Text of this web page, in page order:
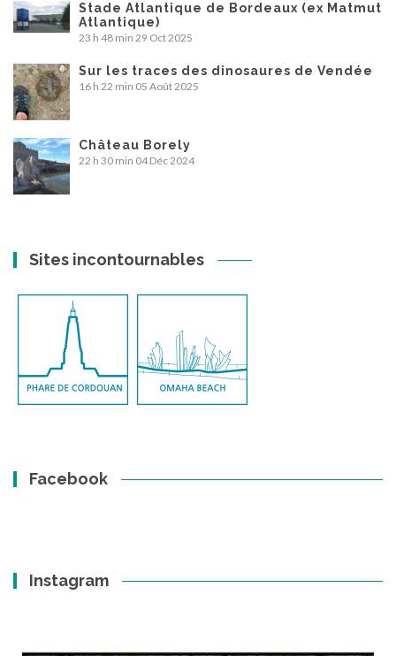
Stade Atlantique de Bordeaux (ex Matmut
Atlantique)
23 h 48 min 29 Oct 2025
Sur les traces des dinosaures de Vendée
16 h 22 min 05 Août 2025
Château Borely
22 h 30 min 04 Déc 2024
Sites incontournables
Facebook
Instagram